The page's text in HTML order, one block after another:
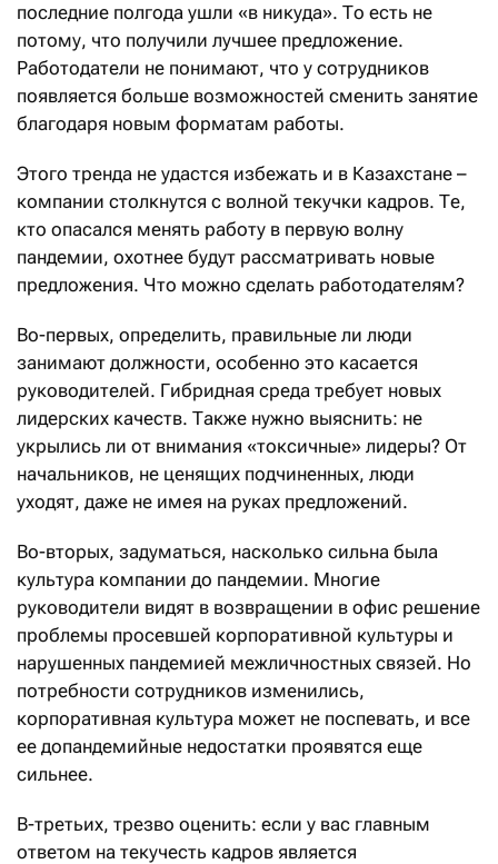
последние полгода ушли «в никуда». То есть не
потому, что получили лучшее предложение.
Работодатели не понимают, что у сотрудников
появляется больше возможностей сменить занятие
благодаря новым форматам работы.
Этого тренда не удастся избежать и в Казахстане –
компании столкнутся с волной текучки кадров. Те,
кто опасался менять работу в первую волну
пандемии, охотнее будут рассматривать новые
предложения. Что можно сделать работодателям?
Во-первых, определить, правильные ли люди
занимают должности, особенно это касается
руководителей. Гибридная среда требует новых
лидерских качеств. Также нужно выяснить: не
укрылись ли от внимания «токсичные» лидеры? От
начальников, не ценящих подчиненных, люди
уходят, даже не имея на руках предложений.
Во-вторых, задуматься, насколько сильна была
культура компании до пандемии. Многие
руководители видят в возвращении в офис решение
проблемы просевшей корпоративной культуры и
нарушенных пандемией межличностных связей. Но
потребности сотрудников изменились,
корпоративная культура может не поспевать, и все
ее допандемийные недостатки проявятся еще
сильнее.
В-третьих, трезво оценить: если у вас главным
ответом на текучесть кадров является